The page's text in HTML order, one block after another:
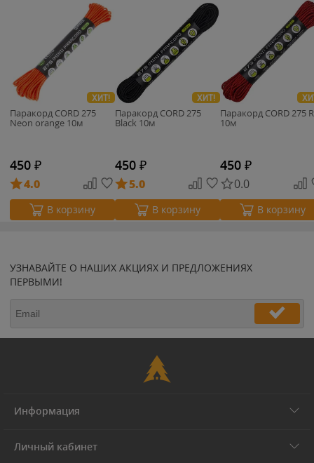
ХИТ!
Паракорд CORD 275
Neon orange 10м
450 ₽
4.0
В корзину
ХИТ!
Паракорд CORD 275
Black 10м
450 ₽
5.0
В корзину
Паракорд CORD 275
10м
450 ₽
0.0
В корзину
УЗНАВАЙТЕ О НАШИХ АКЦИЯХ И ПРЕДЛОЖЕНИЯХ
ПЕРВЫМИ!
Информация
Личный кабинет